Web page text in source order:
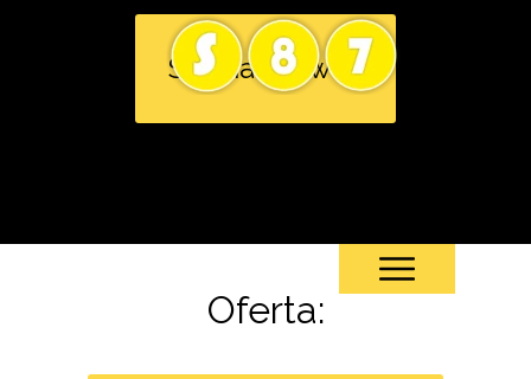
Oferta:
Strona Główna